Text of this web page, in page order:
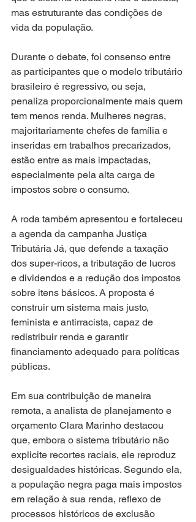
mas estruturante das condições de
vida da população.
Durante o debate, foi consenso entre
as participantes que o modelo tributário
brasileiro é regressivo, ou seja,
penaliza proporcionalmente mais quem
tem menos renda. Mulheres negras,
majoritariamente chefes de família e
inseridas em trabalhos precarizados,
estão entre as mais impactadas,
especialmente pela alta carga de
impostos sobre o consumo.
A roda também apresentou e fortaleceu
a agenda da campanha Justiça
Tributária Já, que defende a taxação
dos super-ricos, a tributação de lucros
e dividendos e a redução dos impostos
sobre itens básicos. A proposta é
construir um sistema mais justo,
feminista e antirracista, capaz de
redistribuir renda e garantir
financiamento adequado para políticas
públicas.
Em sua contribuição de maneira
remota, a analista de planejamento e
orçamento Clara Marinho destacou
que, embora o sistema tributário não
explicite recortes raciais, ele reproduz
desigualdades históricas. Segundo ela,
a população negra paga mais impostos
em relação à sua renda, reflexo de
processos históricos de exclusão